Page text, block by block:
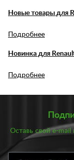
Новые товары для
Подробнее
Новинка для
Подробнее
Оставь свой e-